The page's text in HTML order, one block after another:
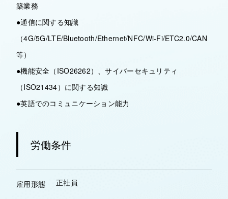
築業務
●通信に関する知識
（4G/5G/LTE/Bluetooth/Ethernet/NFC/Wi-Fi/ETC2.0/CAN
等）
●機能安全（ISO26262）、サイバーセキュリティ
（ISO21434）に関する知識
●英語でのコミュニケーション能力
労働条件
雇用形態 正社員